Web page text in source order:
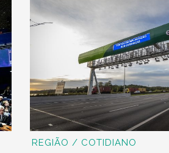
REGIÃO / COTIDIANO